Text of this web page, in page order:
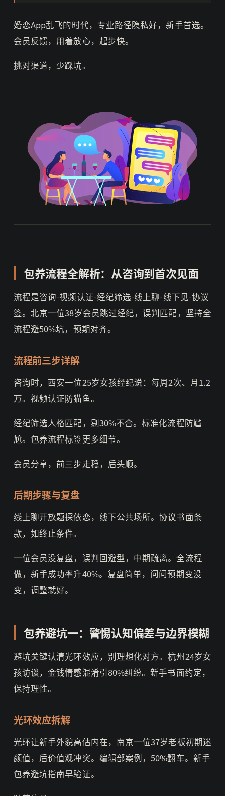
婚恋App乱飞的时代，专业路径隐私好，新手首选。
会员反馈，用着放心，起步快。
挑对渠道，少踩坑。
包养流程全解析：从咨询到首次见面
流程是咨询-视频认证-经纪筛选-线上聊-线下见-协议
签。北京一位38岁会员跳过经纪，误判匹配，坚持全
流程避50%坑，预期对齐。
流程前三步详解
咨询时，西安一位25岁女孩经纪说：每周2次、月1.2
万。视频认证防猫鱼。
经纪筛选人格匹配，剔30%不合。标准化流程防尴
尬。包养流程标签更多细节。
会员分享，前三步走稳，后头顺。
后期步骤与复盘
线上聊开放题探依恋，线下公共场所。协议书面条
款，如终止条件。
一位会员没复盘，误判回避型，中期疏离。全流程
做，新手成功率升40%。复盘简单，问问预期变没
变，调整就好。
包养避坑一：警惕认知偏差与边界模糊
避坑关键认清光环效应，别理想化对方。杭州24岁女
孩访谈，金钱情感混淆引80%纠纷。新手书面约定，
保持理性。
光环效应拆解
光环让新手外貌高估内在，南京一位37岁老板初期迷
颜值，后价值观冲突。编辑部案例，50%翻车。新手
包养避坑指南早验证。